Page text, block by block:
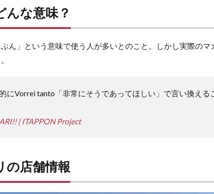
んな意味？
ん」という意味で使う人が多いとのこと。しかし実際のマ
にVorrei tanto「非常にそうであってほしい」で言い換える
| ITAPPON Project
の店舗情報